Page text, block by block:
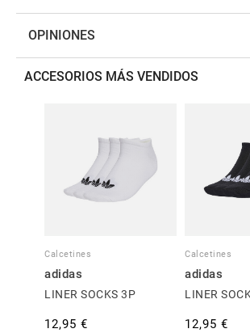
OPINIONES
ACCESORIOS MÁS VENDIDOS
Calcetines
adidas
LINER SOCKS 3P
12,95 €
Calcetines
adidas
LINER
12,95 €